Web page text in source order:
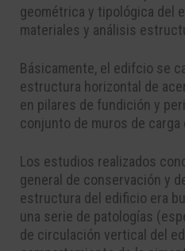
geométrica y tipológica del
materiales y análisis
Básicamente, el edifcio se
estructura horizontal de
en pilares de fundición y
conjunto de muros de carga
Los estudios realizados
general de conservación y
estructura del edificio era
una serie de patologías
de circulación vertical del